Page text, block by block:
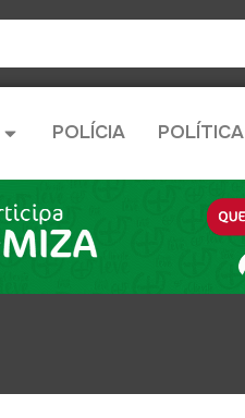
POLÍCIA POLÍTICA